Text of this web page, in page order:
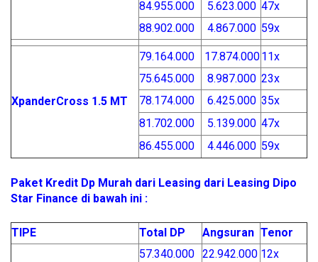
84.955.000
5.623.000 47x
88.902.000
4.867.000 59x
XpanderCross 1.5 MT
79.164.000 17.874.00011x
75.645.000
8.987.000 23x
78.174.000
6.425.000 35x
81.702.000
5.139.000 47x
86.455.000
4.446.000 59x
Paket Kredit Dp Murah dari Leasing dari Leasing Dipo
Star Finance di bawah ini :
TIPE Total DP Angsuran Tenor
57.340.000 22.942.000 12x